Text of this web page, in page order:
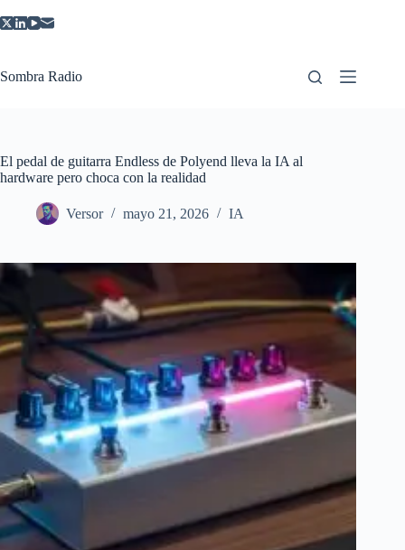
al
Sombra Radio
El pedal de guitarra Endless de Polyend lleva la IA al
hardware pero choca con la realidad
Versor mayo 21, 2026 IA